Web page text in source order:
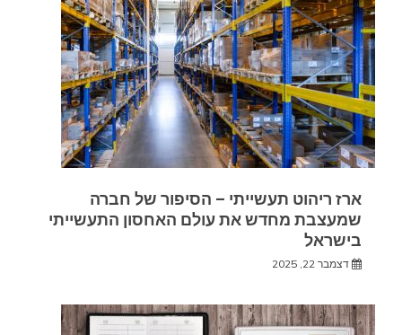
ארז ריהוט תעשייתי – הסיפור של חברה
שמעצבת מחדש את עולם האחסון התעשייתי
בישראל
דצמבר 22, 2025